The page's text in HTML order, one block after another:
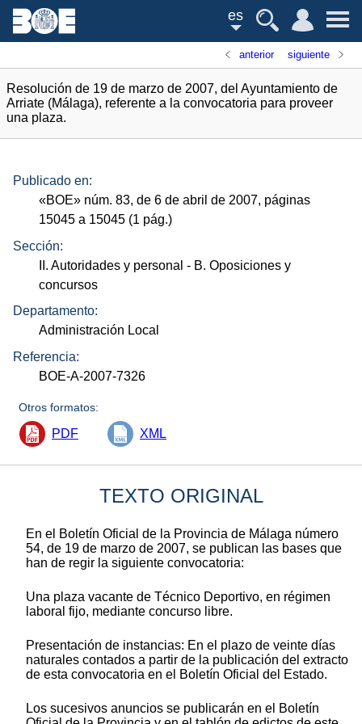
es
anterior siguiente
Resolución de 19 de marzo de 2007, del Ayuntamiento de
Arriate (Málaga), referente a la convocatoria para proveer
una plaza.
Publicado en:
«BOE» núm. 83, de 6 de abril de 2007, páginas
15045 a 15045 (1 pág.)
Sección:
II. Autoridades y personal - B. Oposiciones y
concursos
Departamento:
Administración Local
Referencia:
BOE-A-2007-7326
Otros formatos:
PDF XML
TEXTO ORIGINAL
En el Boletín Oficial de la Provincia de Málaga número
54, de 19 de marzo de 2007, se publican las bases que
han de regir la siguiente convocatoria:
Una plaza vacante de Técnico Deportivo, en régimen
laboral fijo, mediante concurso libre.
Presentación de instancias: En el plazo de veinte días
naturales contados a partir de la publicación del extracto
de esta convocatoria en el Boletín Oficial del Estado.
Los sucesivos anuncios se publicarán en el Boletín